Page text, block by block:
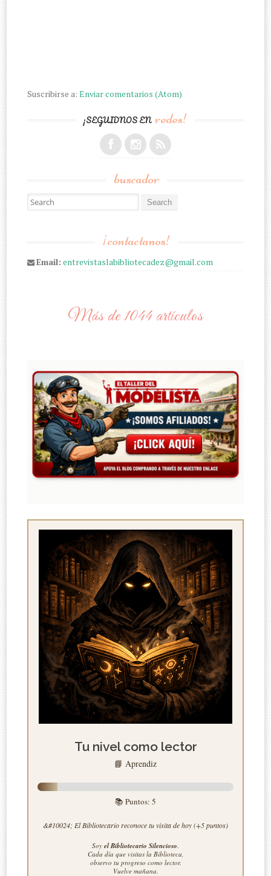
Suscribirse a:Enviar comentarios (Atom)
¡SEGUIDNOS ENredes!
buscador
Search for:
¡contactanos!
Email: entrevistaslabibliotecadez@gmail.com
Más de 1044 artículos
Tu nivel como lector
📘 Aprendiz
📚 Puntos: 5
&#10024; El Bibliotecario reconoce tu visita de hoy (+5 puntos)
Soy el Bibliotecario Silencioso
Cada día que visitas la Biblioteca,
observo tu progreso como lector.
Vuelve mañana.